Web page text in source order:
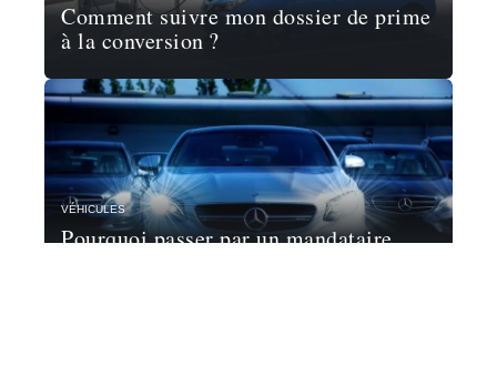
Comment suivre mon dossier de prime
à la conversion ?
VÉHICULES
Pourquoi passer par un mandataire